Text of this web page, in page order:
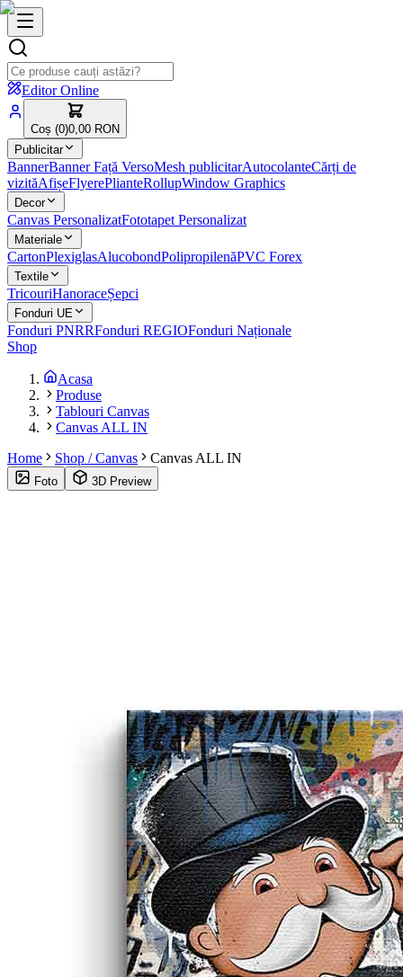
Editor Online
Coș (0)0,00 RON
Publicitar
BannerBanner Față VersoMesh publicitarAutocolanteCărți de
vizităAfișeFlyerePlianteRollupWindow Graphics
Decor
Canvas PersonalizatFototapet Personalizat
Materiale
CartonPlexiglasAlucobondPolipropilenăPVC Forex
Textile
TricouriHanoraceȘepci
Fonduri UE
Fonduri PNRRFonduri REGIOFonduri Naționale
Shop
Acasa
Produse
Tablouri Canvas
Canvas ALL IN
Home
Shop / Canvas Canvas ALL IN
Foto 3D Preview